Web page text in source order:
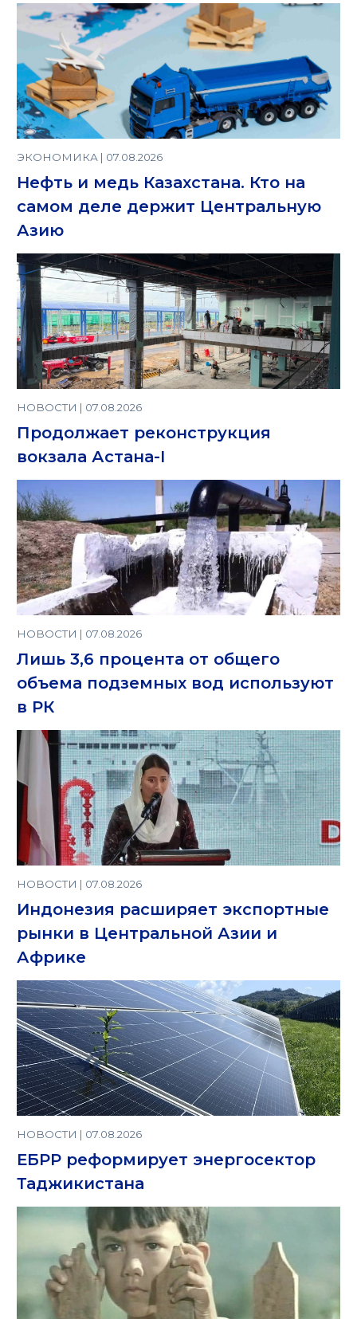
ЭКОНОМИКА | 07.08.2026
Нефть и медь Казахстана. Кто на
самом деле держит Центральную
Азию
НОВОСТИ | 07.08.2026
Продолжает реконструкция
вокзала Астана-I
НОВОСТИ | 07.08.2026
Лишь 3,6 процента от общего
объема подземных вод используют
в РК
НОВОСТИ | 07.08.2026
Индонезия расширяет экспортные
рынки в Центральной Азии и
Африке
НОВОСТИ | 07.08.2026
ЕБРР реформирует энергосектор
Таджикистана